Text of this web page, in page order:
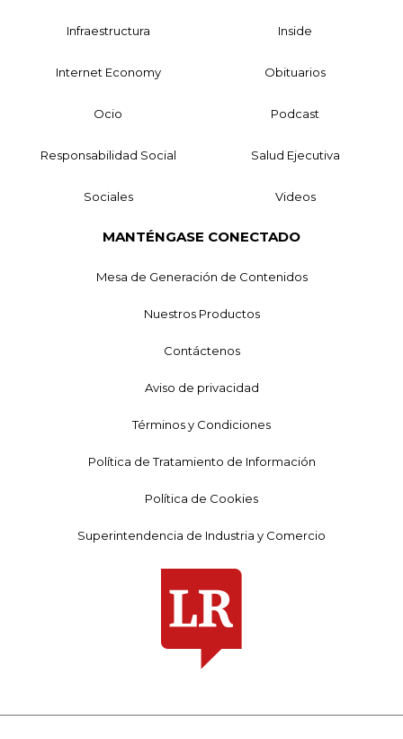
Infraestructura Inside
Internet Economy Obituarios
Ocio Podcast
Responsabilidad Social Salud Ejecutiva
Sociales Videos
MANTÉNGASE CONECTADO
Mesa de Generación de Contenidos
Nuestros Productos
Contáctenos
Aviso de privacidad
Términos y Condiciones
Política de Tratamiento de Información
Política de Cookies
Superintendencia de Industria y Comercio